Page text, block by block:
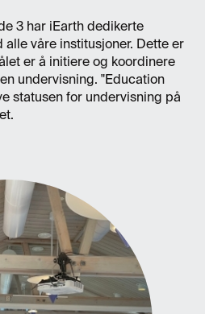
3 har iEarth dedikerte
alle våre institusjoner. Dette er
er å initiere og koordinere
undervisning. "Education
statusen for undervisning på